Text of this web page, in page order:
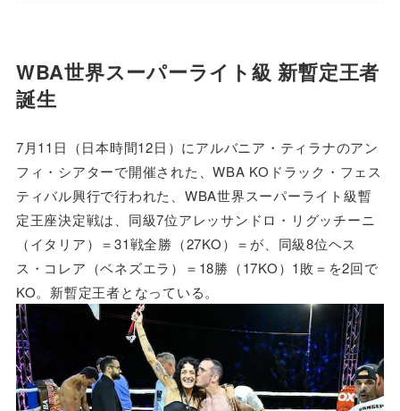
WBA世界スーパーライト級 新暫定王者
誕生
7月11日（日本時間12日）にアルバニア・ティラナのアン
フィ・シアターで開催された、WBA KOドラック・フェス
ティバル興行で行われた、WBA世界スーパーライト級暫
定王座決定戦は、同級7位アレッサンドロ・リグッチーニ
（イタリア）＝31戦全勝（27KO）＝が、同級8位ヘス
ス・コレア（ベネズエラ）＝18勝（17KO）1敗＝を2回で
KO。新暫定王者となっている。